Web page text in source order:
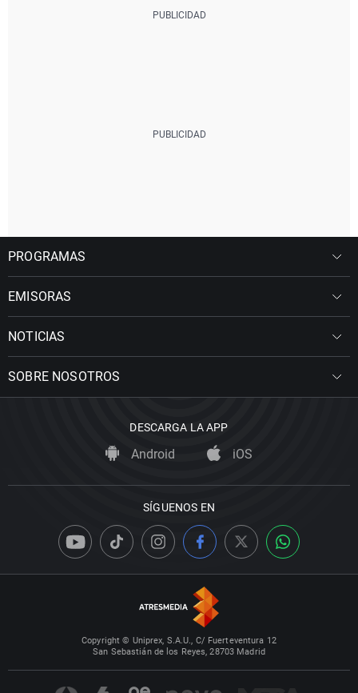
PROGRAMAS
EMISORAS
NOTICIAS
SOBRE NOSOTROS
DESCARGA LA APP
Android iOS
SÍGUENOS EN
Copyright © Uniprex, S.A.U., C/ Fuerteventura 12
San Sebastián de los Reyes, 28703 Madrid